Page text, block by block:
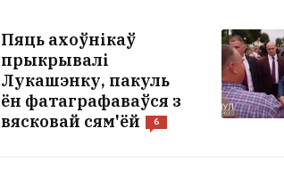
Пяць ахоўнікаў
прыкрывалі
Лукашэнку, пакуль
ён фатаграфаваўся з
вясковай сям'ёй
6